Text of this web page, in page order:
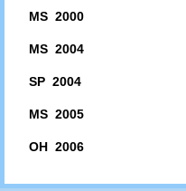
MS 2000
MS 2004
SP 2004
MS 2005
OH 2006